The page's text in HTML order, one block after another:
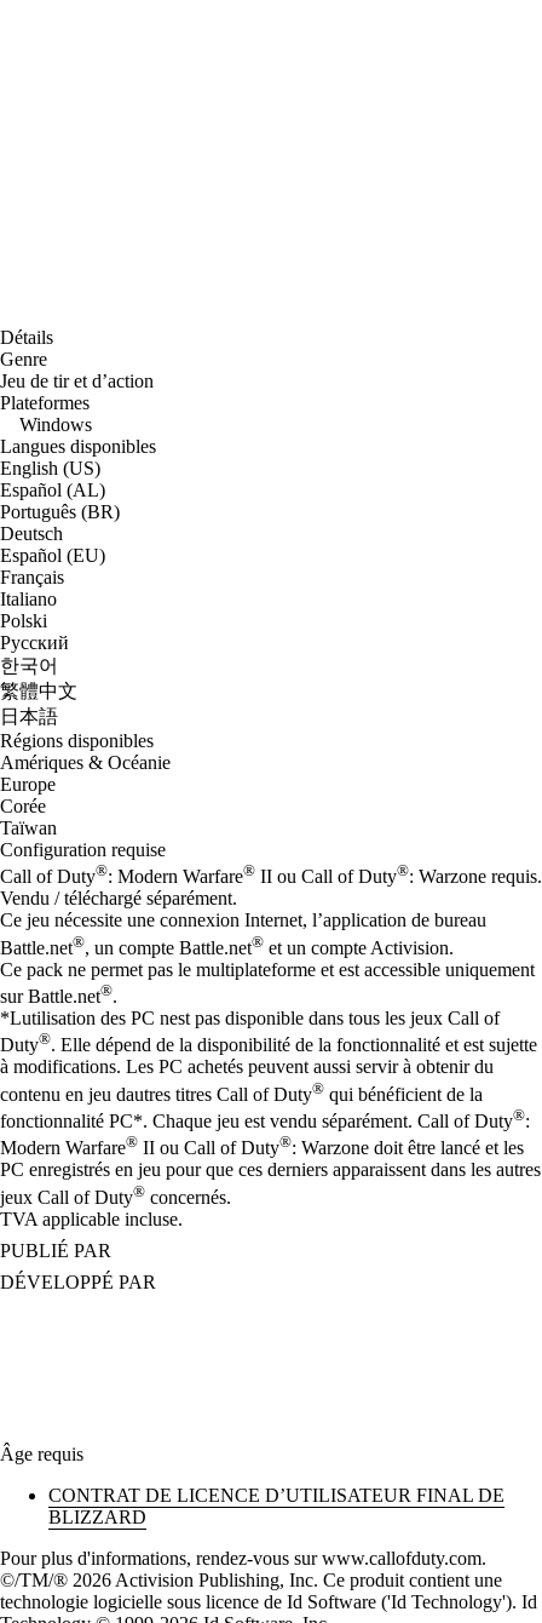
Détails
Genre
Jeu de tir et d’action
Plateformes
Windows
Langues disponibles
English (US)
Español (AL)
Português (BR)
Deutsch
Español (EU)
Français
Italiano
Polski
Русский
한국어
繁體中文
日本語
Régions disponibles
Amériques & Océanie
Europe
Corée
Taïwan
Configuration requise
Call of Duty®: Modern Warfare® II ou Call of Duty®: Warzone requis.
Vendu / téléchargé séparément.
Ce jeu nécessite une connexion Internet, l’application de bureau
Battle.net®, un compte Battle.net® et un compte Activision.
Ce pack ne permet pas le multiplateforme et est accessible uniquement
sur Battle.net®.
*Lutilisation des PC nest pas disponible dans tous les jeux Call of
Duty®. Elle dépend de la disponibilité de la fonctionnalité et est sujette
à modifications. Les PC achetés peuvent aussi servir à obtenir du
contenu en jeu dautres titres Call of Duty® qui bénéficient de la
fonctionnalité PC*. Chaque jeu est vendu séparément. Call of Duty®:
Modern Warfare® II ou Call of Duty®: Warzone doit être lancé et les
PC enregistrés en jeu pour que ces derniers apparaissent dans les autres
jeux Call of Duty® concernés.
TVA applicable incluse.
PUBLIÉ PAR
DÉVELOPPÉ PAR
Âge requis
CONTRAT DE LICENCE D’UTILISATEUR FINAL DE
BLIZZARD
Pour plus d'informations, rendez-vous sur www.callofduty.com.
©/TM/® 2026 Activision Publishing, Inc. Ce produit contient une
technologie logicielle sous licence de Id Software ('Id Technology'). Id